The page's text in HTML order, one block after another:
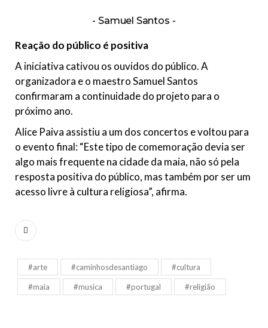
Samuel Santos
Reação do público é positiva
A iniciativa cativou os ouvidos do público. A
organizadora e o maestro Samuel Santos
confirmaram a continuidade do projeto para o
próximo ano.
Alice Paiva assistiu a um dos concertos e voltou para
o evento final: “Este tipo de comemoração devia ser
algo mais frequente na cidade da maia, não só pela
resposta positiva do público, mas também por ser um
acesso livre à cultura religiosa”, afirma.
#arte #caminhosdesantiago #cultura
#maia #musica #portugal #religião